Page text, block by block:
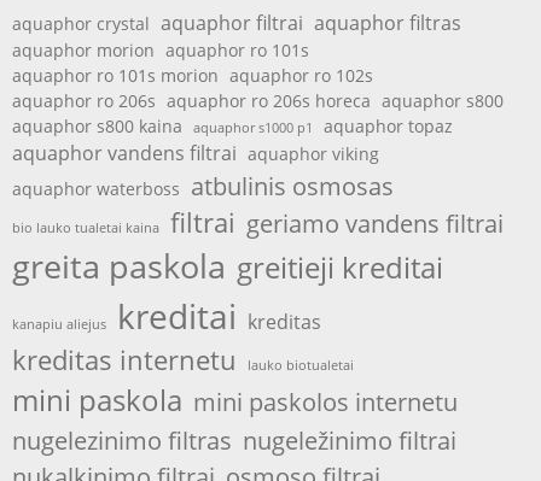
aquaphor crystal aquaphor filtrai aquaphor filtras
aquaphor morion aquaphor ro 101s
aquaphor ro 101s morion aquaphor ro 102s
aquaphor ro 206s aquaphor ro 206s horeca aquaphor s800
aquaphor s800 kaina
aquaphor s1000 p1 aquaphor topaz
aquaphor vandens filtrai aquaphor viking
aquaphor waterboss atbulinis osmosas
bio lauko tualetai kaina filtrai geriamo vandens filtrai
greita paskola greitieji kreditai
kanapiu aliejus kreditai kreditas
kreditas internetu lauko biotualetai
mini paskola mini paskolos internetu
nugelezinimo filtras nugeležinimo filtrai